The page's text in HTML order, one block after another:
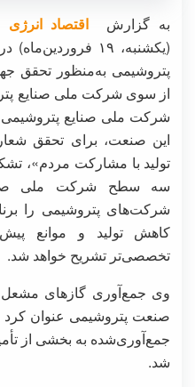
به گزارش اقتصاد انرژی
(یکشنبه، ۱۹
پتروشیمی به‌منظور تحقق
از سوی شرکت ملی صنایع
شرکت ملی صنایع
تولید با مشارکت مردم»،
سه سطح شرکت ملی
شرکت‌های پتروشیمی را
کاهش تولید و موانع
تخصصی‌تر تشریح خواهد شد.
وی جمع‌آوری گازهای مشعل
صنعت پتروشیمی عنوان کرد
جمع‌آوری‌شده به بخشی از
شد.